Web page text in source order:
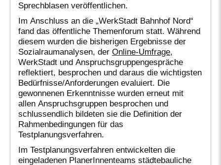
Sprechblasen veröffentlichen.
Im Anschluss an die „WerkStadt Bahnhof Nord“
fand das öffentliche Themenforum statt. Während
diesem wurden die bisherigen Ergebnisse der
Sozialraumanalysen, der Online-Umfrage,
WerkStadt und Anspruchsgruppengespräche
reflektiert, besprochen und daraus die wichtigsten
Bedürfnisse/Anforderungen evaluiert. Die
gewonnenen Erkenntnisse wurden erneut mit
allen Anspruchsgruppen besprochen und
schlussendlich bildeten sie die Definition der
Rahmenbedingungen für das
Testplanungsverfahren.
Im Testplanungsverfahren entwickelten die
eingeladenen PlanerInnenteams städtebauliche